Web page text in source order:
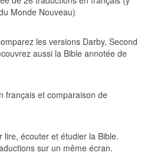
Monde Nouveau)
les versions Darby, Second
aussi la Bible annotée de
français et comparaison de
lire, écouter et étudier la Bible.
sur un même écran.